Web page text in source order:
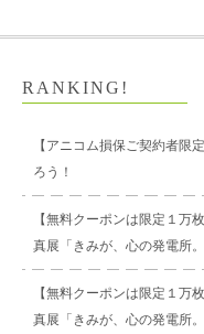
RANKING!
【アニコム損保ご契約者限
ろう！
【無料クーポンは限定１万
真展「きみが、心の発電所
【無料クーポンは限定１万
真展「きみが、心の発電所